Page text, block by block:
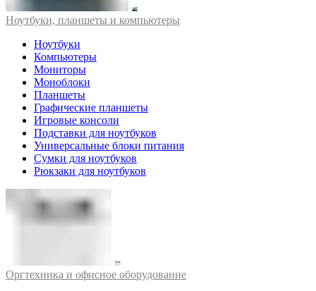
Ноутбуки, планшеты и компьютеры
Ноутбуки
Компьютеры
Мониторы
Моноблоки
Планшеты
Графические планшеты
Игровые консоли
Подставки для ноутбуков
Универсальные блоки питания
Сумки для ноутбуков
Рюкзаки для ноутбуков
Оргтехника и офисное оборудование